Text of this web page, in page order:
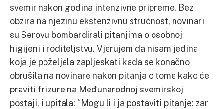
svemir nakon godina intenzivne pripreme. Bez
obzira na njezinu ekstenzivnu stručnost, novinari
su Serovu bombardirali pitanjima o osobnoj
higijeni i roditeljstvu. Vjerujem da nisam jedina
koja je poželjela zapljeskati kada se konačno
obrušila na novinare nakon pitanja o tome kako će
praviti frizure na Međunarodnoj svemirskoj
postaji, i upitala: “Mogu li i ja postaviti pitanje: zar